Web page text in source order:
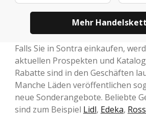
Mehr
Falls Sie in Sontra einkaufen,
aktuellen Prospekten und
Rabatte sind in den Geschäften
Manche Läden veröffentlichen
neue Sonderangebote. Beliebte
sind zum Beispiel Lidl, Edeka,